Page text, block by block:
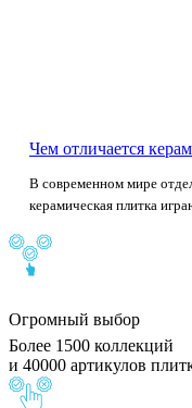
Чем отличается
В современном мире
керамическая плитка
Огромный выбор
Более 1500 коллекций
и 40000 артикулов